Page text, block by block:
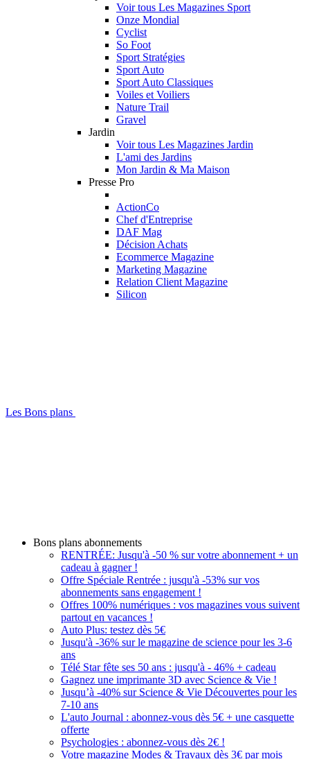
Voir tous Les Magazines Sport
Onze Mondial
Cyclist
So Foot
Sport Stratégies
Sport Auto
Sport Auto Classiques
Voiles et Voiliers
Nature Trail
Gravel
Jardin
Voir tous Les Magazines Jardin
L'ami des Jardins
Mon Jardin & Ma Maison
Presse Pro
ActionCo
Chef d'Entreprise
DAF Mag
Décision Achats
Ecommerce Magazine
Marketing Magazine
Relation Client Magazine
Silicon
Les Bons plans
Bons plans abonnements
RENTRÉE: Jusqu'à -50 % sur votre abonnement + un
cadeau à gagner !
Offre Spéciale Rentrée : jusqu'à -53% sur vos
abonnements sans engagement !
Offres 100% numériques : vos magazines vous suivent
partout en vacances !
Auto Plus: testez dès 5€
Jusqu'à -36% sur le magazine de science pour les 3-6
ans
Télé Star fête ses 50 ans : jusqu'à - 46% + cadeau
Gagnez une imprimante 3D avec Science & Vie !
Jusqu’à -40% sur Science & Vie Découvertes pour les
7-10 ans
L'auto Journal : abonnez-vous dès 5€ + une casquette
offerte
Psychologies : abonnez-vous dès 2€ !
Votre magazine Modes & Travaux dès 3€ par mois